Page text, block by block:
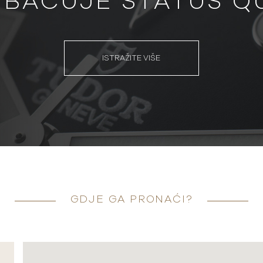
ISTRAŽITE VIŠE
GDJE GA PRONAĆI?